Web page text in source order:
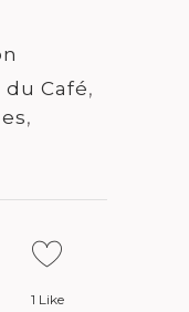
du Café,
,
1 Like